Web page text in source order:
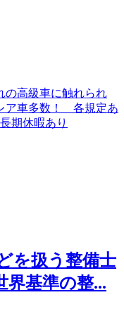
を扱う整備士
界基準の整...